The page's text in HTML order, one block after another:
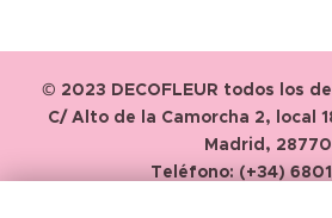
© 2023 DECOFLEUR todos los
C/ Alto de la Camorcha 2, local
Madrid, 28770
Teléfono: (+34)